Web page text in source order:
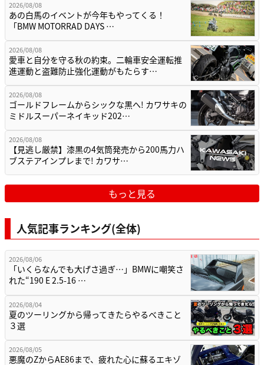
2026/08/08
あの白馬のイベントが今年もやってくる！
「BMW MOTORRAD DAYS …
2026/08/08
愛車と自分を守る秋の約束。二輪車安全運転推
進運動と盗難防止強化運動がもたらす…
2026/08/08
ゴールドフレームからシックな黒へ! カワサキの
ミドルスーパーネイキッド202…
2026/08/08
【見逃し厳禁】漆黒の4気筒発売から200馬力ハ
ブステアインプレまで! カワサ…
もっと見る
人気記事ランキング(全体)
2026/08/06
「いくらなんでも大げさ過ぎ…」BMWに嘲笑さ
れた“190 E 2.5-16 …
2026/08/04
夏のツーリングから帰ってきたらやるべきこと
３選
2026/08/05
悪魔のZからAE86まで、疲れた心に蘇るエキゾ